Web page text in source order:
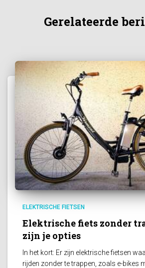
Gerelateerde
ELEKTRISCHE FIETSEN
Elektrische fiets zonder
zijn je opties
In het kort: Er zijn elektrische fietsen
rijden zonder te trappen, zoals e-bikes